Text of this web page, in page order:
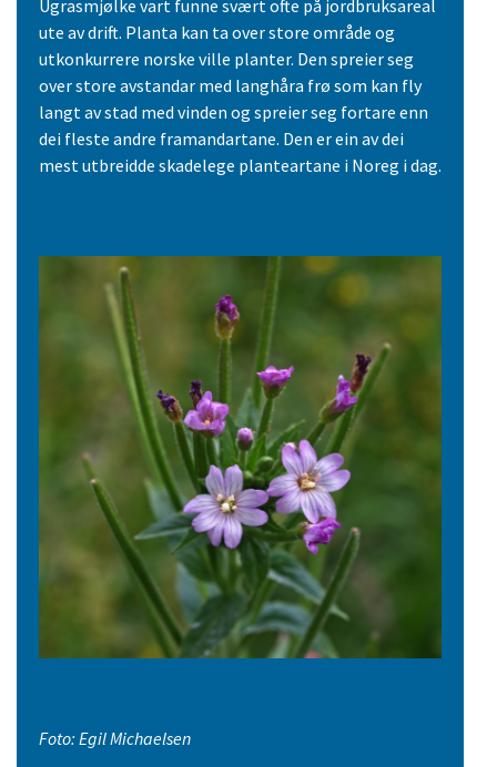
Ugrasmjølke vart funne svært ofte på jordbruksareal
ute av drift. Planta kan ta over store område og
utkonkurrere norske ville planter. Den spreier seg
over store avstandar med langhåra frø som kan fly
langt av stad med vinden og spreier seg fortare enn
dei fleste andre framandartane. Den er ein av dei
mest utbreidde skadelege planteartane i Noreg i dag.
Foto: Egil Michaelsen